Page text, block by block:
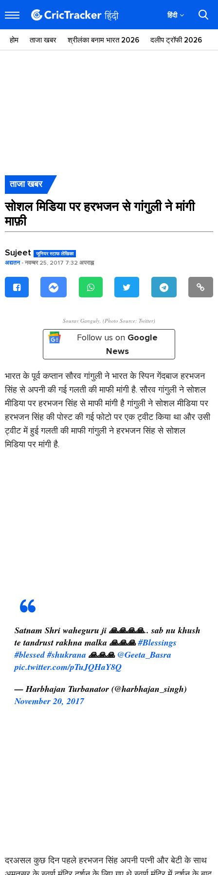
हिंदी
होम ताजा खबर श्रीलंका बनाम भारत 2026 दलीप ट्रॉफी 2026
ताजा खबर
सोशल मिडिया पर हरभजन से गांगुली ने मांगी
माफ़ी
Sujeet जूनियर स्टाफ लेखिका
अद्यतन- नवम्बर 25, 2017 7:32 अपराह्न
Sourav Ganguly. (Photo Source: Twitter)
Follow us on Google
News
भारत के पूर्व कप्तान सौरव गांगुली ने भारत के स्पिन गेंदबाज हरभजन
सिंह से अपनी की गई गलती की माफी मांगी है. सौरव गांगुली ने सोशल
मीडिया पर हरभजन सिंह से माफी मांगी है गांगुली ने सोशल मीडिया पर
हरभजन सिंह की पोस्ट की गई फोटो पर एक ट्वीट किया था और उसी
ट्वीट में हुई गलती की माफी गांगुली ने हरभजन सिंह से सोशल
मिडिया पर मांगी है.
Satnam Shri waheguru ji 🙏🙏🙏🙏.. sab nu khush
te tandrust rakhna malka 🙏🙏🙏#Blessings
#blessed #shukrana 🙏🙏🙏 @Geeta_Basra
pic.twitter.com/pTuJQHaY8Q
— Harbhajan Turbanator (@harbhajan_singh)
November 20, 2017
दरअसल कुछ दिन पहले हरभजन सिंह अपनी पत्नी और बेटी के साथ